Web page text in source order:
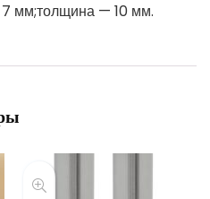
мм;толщина — 10 мм.